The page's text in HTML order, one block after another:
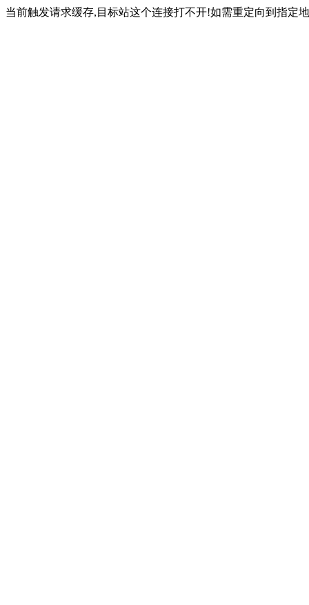
当前触发请求缓存,目标站这个连接打不开!如需重定向到指定